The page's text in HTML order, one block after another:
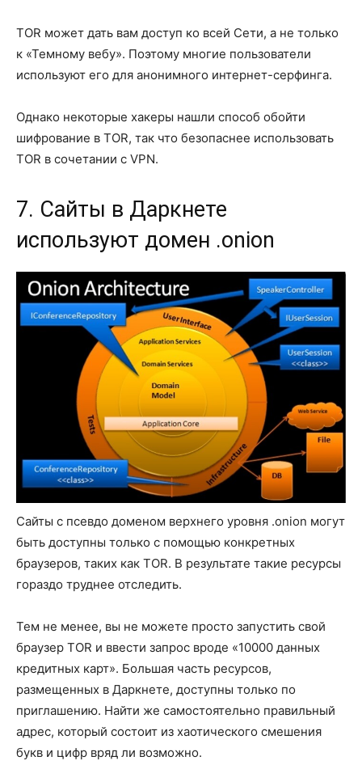
TOR может дать вам доступ ко всей Сети, а не только
к «Темному вебу». Поэтому многие пользователи
используют его для анонимного интернет-серфинга.
Однако некоторые хакеры нашли способ обойти
шифрование в TOR, так что безопаснее использовать
TOR в сочетании с VPN.
7. Сайты в Даркнете
используют домен .onion
Сайты с псевдо доменом верхнего уровня .onion могут
быть доступны только с помощью конкретных
браузеров, таких как TOR. В результате такие ресурсы
гораздо труднее отследить.
Тем не менее, вы не можете просто запустить свой
браузер TOR и ввести запрос вроде «10000 данных
кредитных карт». Большая часть ресурсов,
размещенных в Даркнете, доступны только по
приглашению. Найти же самостоятельно правильный
адрес, который состоит из хаотического смешения
букв и цифр вряд ли возможно.